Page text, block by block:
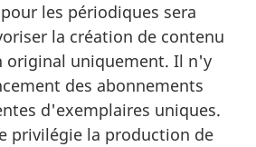
les périodiques sera
la création de contenu
original uniquement. Il n'y
des abonnements
d'exemplaires uniques.
privilégie la production de